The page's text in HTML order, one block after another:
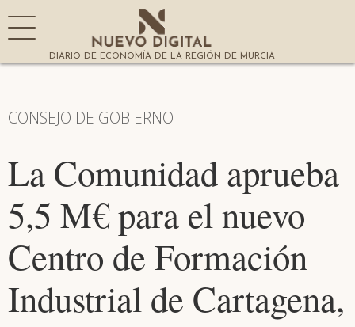
DIARIO DE ECONOMÍA DE LA REGIÓN DE MURCIA
CONSEJO DE GOBIERNO
La Comunidad aprueba
5,5 M€ para el nuevo
Centro de Formación
Industrial de Cartagena,